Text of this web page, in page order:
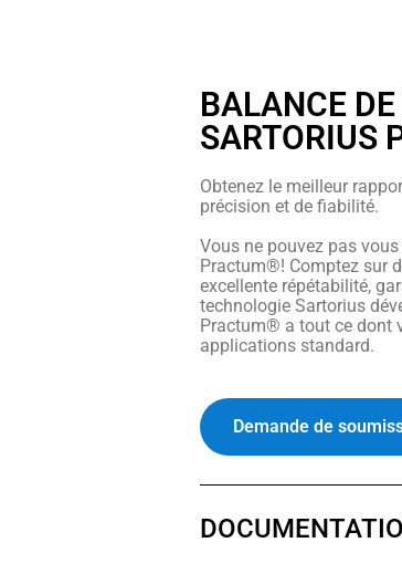
BALANCE
SARTORIUS
Obtenez le meilleur
précision et de fiabilité.
Vous ne pouvez pas
Practum®! Comptez sur
excellente répétabilité,
technologie Sartorius
Practum® a tout ce dont
applications standard.
Demande de